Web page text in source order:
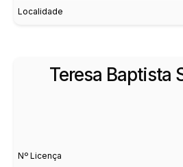
Localidade
Teresa Baptista
Nº Licença